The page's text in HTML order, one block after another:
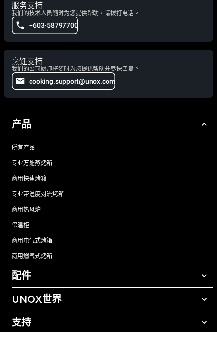
服务支持
我们的技术人员随时为您提供帮助，请拨打电话。
+603-58797700
烹饪支持
我们的公司厨师将随时为您提供帮助并尽快回复。
cooking.support@unox.com
产品
所有产品
专业万能蒸烤箱
商用快速烤箱
专业带湿度对流烤箱
商用热风炉
保温柜
商用电气式烤箱
商用燃气式烤箱
配件
所有配件
手动清洗清洁剂
UNOX世界
我们在全球的办事处
支持